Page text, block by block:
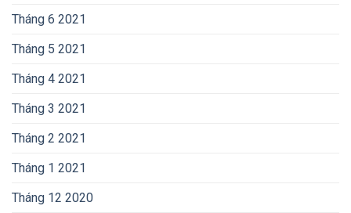
Tháng 6 2021
Tháng 5 2021
Tháng 4 2021
Tháng 3 2021
Tháng 2 2021
Tháng 1 2021
Tháng 12 2020